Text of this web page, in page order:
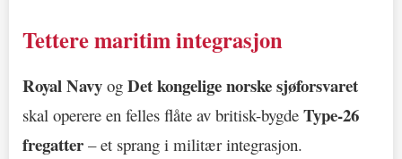
Tettere maritim integrasjon
Royal Navy og Det kongelige norske sjøforsvaret
skal operere en felles flåte av britisk-bygde Type-26
fregatter – et sprang i militær integrasjon.